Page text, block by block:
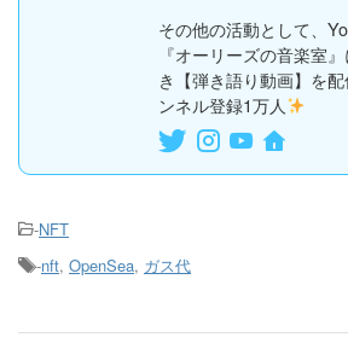
その他の活動として、
『オーリーズの音楽室
き【弾き語り動画】を
ンネル登録1万人
-NFT
-nft, OpenSea, ガス代